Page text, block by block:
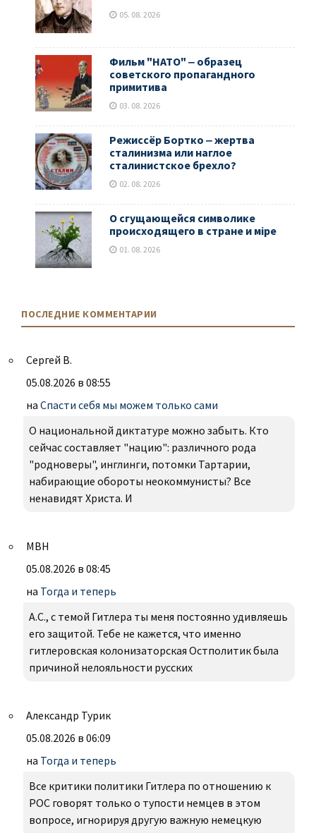
05. 08. 2026
Фильм "НАТО" ‒ образец
советского пропагандного
примитива
03. 08. 2026
Режиссёр Бортко ‒ жертва
сталинизма или наглое
сталинистское брехло?
02. 08. 2026
О сгущающейся символике
происходящего в стране и мiре
01. 08. 2026
ПОСЛЕДНИЕ КОММЕНТАРИИ
Сергей В.
05.08.2026 в 08:55
на Спасти себя мы можем только сами
О национальной диктатуре можно забыть. Кто
сейчас составляет "нацию": различного рода
"родноверы", инглинги, потомки Тартарии,
набирающие обороты неокоммунисты? Все
ненавидят Христа. И
МВН
05.08.2026 в 08:45
на Тогда и теперь
А.С., с темой Гитлера ты меня постоянно удивляешь
его защитой. Тебе не кажется, что именно
гитлеровская колонизаторская Остполитик была
причиной нелояльности русских
Александр Турик
05.08.2026 в 06:09
на Тогда и теперь
Все критики политики Гитлера по отношению к
РОС говорят только о тупости немцев в этом
вопросе, игнорируя другую важную немецкую